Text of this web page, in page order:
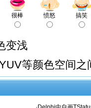
很棒 愤怒 搞笑
变浅
等颜色空间之